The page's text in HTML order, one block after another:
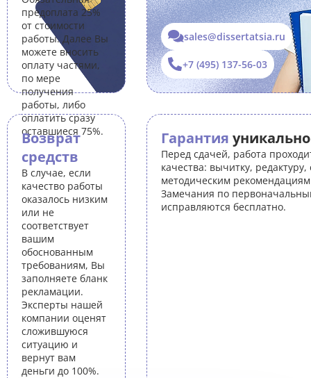
предоплата 25%
от стоимости
работы. Далее Вы
можете вносить
оплату частями,
по мере
получения
работы, либо
оплатить сразу
оставшиеся 75%.
Возврат
средств
В случае, если
качество работы
оказалось низким
или не
соответствует
вашим
обоснованным
требованиям, Вы
заполняете бланк
рекламации.
Эксперты нашей
компании оценят
сложившуюся
ситуацию и
вернут вам
деньги до 100%.
sales@dissertatsia.ru
+7 (495) 137-56-03
Гарантия
Перед сдачей, работа
качества: вычитку, редактуру,
методическим
Замечания по
исправляются бесплатно.